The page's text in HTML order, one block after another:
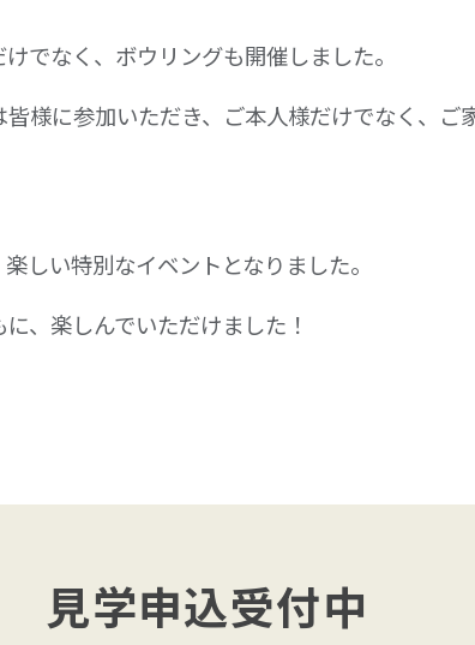
でなく、ボウリングも開催しました。
様に参加いただき、ご本人様だけでなく、ご
しい特別なイベントとなりました。
、楽しんでいただけました！
見学申込受付中